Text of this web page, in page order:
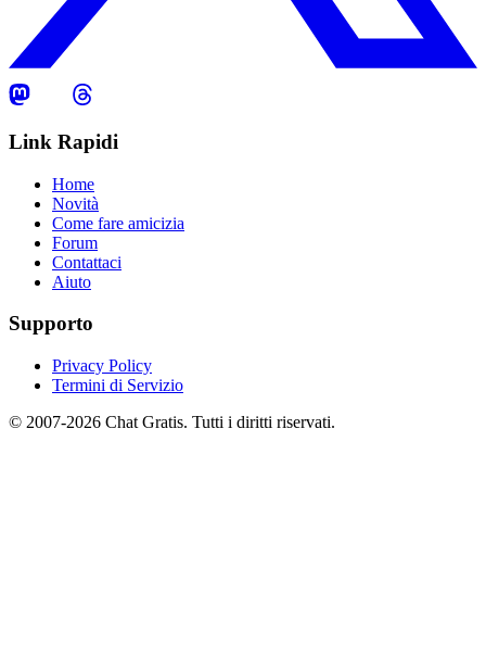
Link Rapidi
Home
Novità
Come fare amicizia
Forum
Contattaci
Aiuto
Supporto
Privacy Policy
Termini di Servizio
© 2007-2026 Chat Gratis. Tutti i diritti riservati.